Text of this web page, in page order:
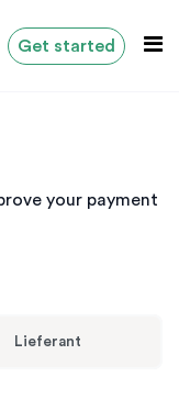
Get started
your payment
Lieferant